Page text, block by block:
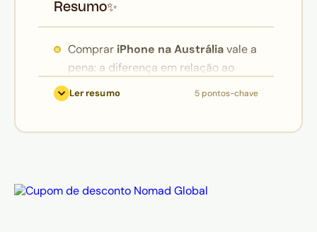
Resumo✨
Comprar iPhone na Austráliavale a
pena: a diferença em relação ao
Brasil chega a 37% no modelo base
desbloqueado de fábrica,
Ler resumo 5 pontos-chave